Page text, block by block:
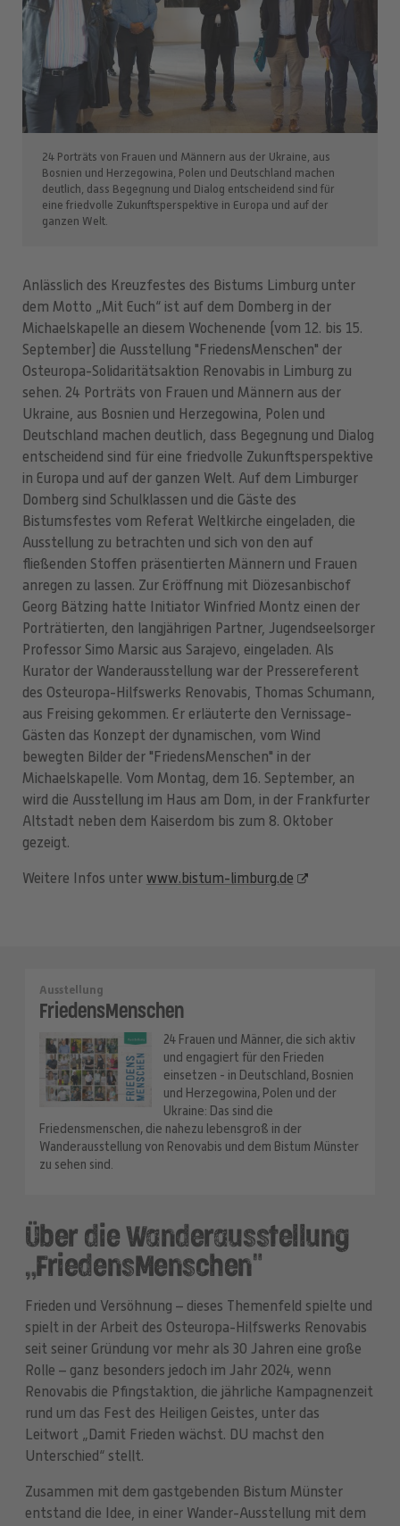
24 Porträts von Frauen und Männern aus der Ukraine, aus
Bosnien und Herzegowina, Polen und Deutschland machen
deutlich, dass Begegnung und Dialog entscheidend sind für
eine friedvolle Zukunftsperspektive in Europa und auf der
ganzen Welt.
Anlässlich des Kreuzfestes des Bistums Limburg unter
dem Motto „Mit Euch“ ist auf dem Domberg in der
Michaelskapelle an diesem Wochenende (vom 12. bis 15.
September) die Ausstellung "FriedensMenschen" der
Osteuropa-Solidaritätsaktion Renovabis in Limburg zu
sehen. 24 Porträts von Frauen und Männern aus der
Ukraine, aus Bosnien und Herzegowina, Polen und
Deutschland machen deutlich, dass Begegnung und Dialog
entscheidend sind für eine friedvolle Zukunftsperspektive
in Europa und auf der ganzen Welt. Auf dem Limburger
Domberg sind Schulklassen und die Gäste des
Bistumsfestes vom Referat Weltkirche eingeladen, die
Ausstellung zu betrachten und sich von den auf
fließenden Stoffen präsentierten Männern und Frauen
anregen zu lassen. Zur Eröffnung mit Diözesanbischof
Georg Bätzing hatte Initiator Winfried Montz einen der
Porträtierten, den langjährigen Partner, Jugendseelsorger
Professor Simo Marsic aus Sarajevo, eingeladen. Als
Kurator der Wanderausstellung war der Pressereferent
des Osteuropa-Hilfswerks Renovabis, Thomas Schumann,
aus Freising gekommen. Er erläuterte den Vernissage-
Gästen das Konzept der dynamischen, vom Wind
bewegten Bilder der "FriedensMenschen" in der
Michaelskapelle. Vom Montag, dem 16. September, an
wird die Ausstellung im Haus am Dom, in der Frankfurter
Altstadt neben dem Kaiserdom bis zum 8. Oktober
gezeigt.
Weitere Infos unter www.bistum-limburg.de
Ausstellung
FriedensMenschen
24 Frauen und Männer, die sich aktiv
und engagiert für den Frieden
einsetzen - in Deutschland, Bosnien
und Herzegowina, Polen und der
Ukraine: Das sind die
Friedensmenschen, die nahezu lebensgroß in der
Wanderausstellung von Renovabis und dem Bistum Münster
zu sehen sind.
Über die Wanderausstellung
„FriedensMenschen"
Frieden und Versöhnung – dieses Themenfeld spielte und
spielt in der Arbeit des Osteuropa-Hilfswerks Renovabis
seit seiner Gründung vor mehr als 30 Jahren eine große
Rolle – ganz besonders jedoch im Jahr 2024, wenn
Renovabis die Pfingstaktion, die jährliche Kampagnenzeit
rund um das Fest des Heiligen Geistes, unter das
Leitwort „Damit Frieden wächst. DU machst den
Unterschied“ stellt.
Zusammen mit dem gastgebenden Bistum Münster
entstand die Idee, in einer Wander-Ausstellung mit dem